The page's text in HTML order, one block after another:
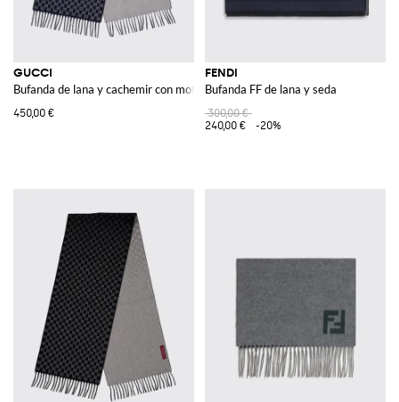
GUCCI
Bufanda de lana y cachemir con motivo GG
450,00 €
FENDI
Bufanda FF de lana y seda
300,00 €
240,00 €
-20%